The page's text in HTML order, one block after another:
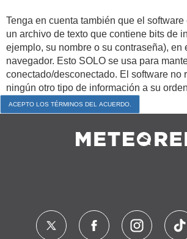
Tenga en cuenta también que el
un archivo de texto que contiene bits de
ejemplo, su nombre o su contraseña), en
navegador. Esto SOLO se usa para
conectado/desconectado. El software no
ningún otro tipo de información a su